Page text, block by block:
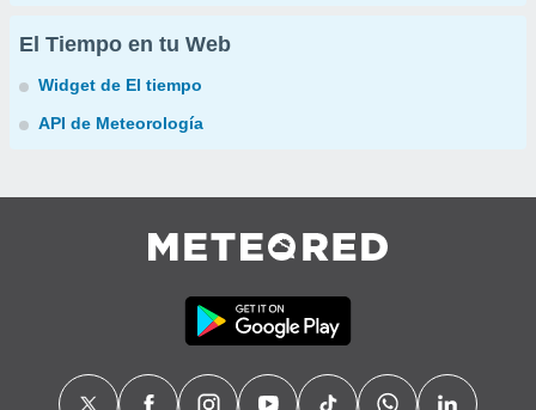
El Tiempo en tu Web
Widget de El tiempo
API de Meteorología